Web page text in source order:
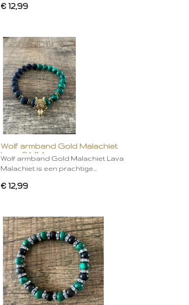
€ 12,99
Wolf armband Gold Malachiet
Lava 8 MM
Wolf armband Gold Malachiet Lava
Malachiet is een prachtige…
€ 12,99